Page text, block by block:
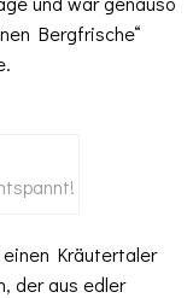
Bergfrische“
Kräutertaler
der aus edler